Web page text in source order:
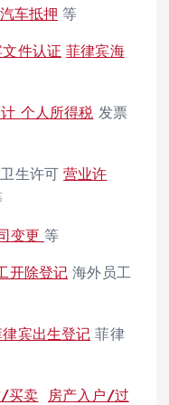
车抵押 等
件认证 菲律宾海
个人所得税 发票
生许可营业许
变更 等
开除登记 海外员工
宾出生登记 菲律
买卖 房产入户/过